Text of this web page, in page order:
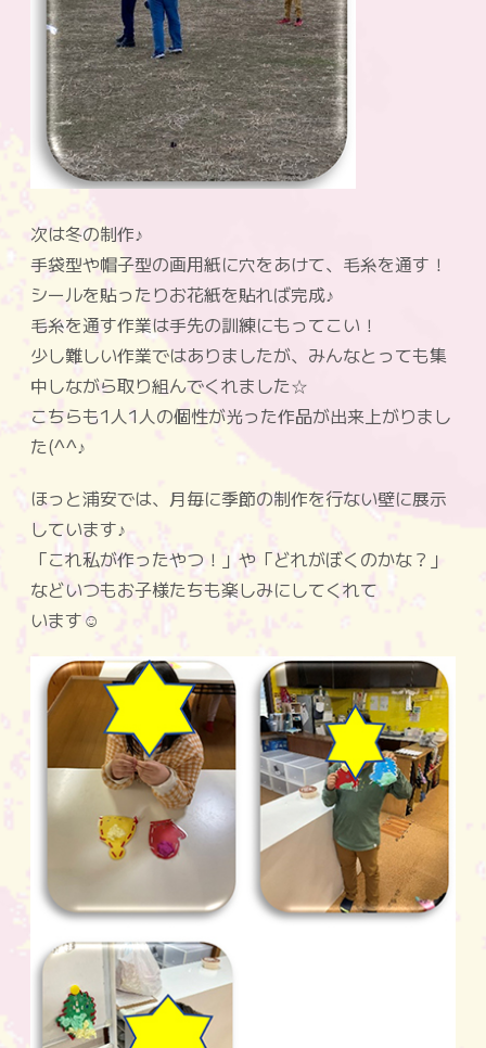
次は冬の制作♪
手袋型や帽子型の画用紙に穴をあけて、毛糸を通す！
シールを貼ったりお花紙を貼れば完成♪
毛糸を通す作業は手先の訓練にもってこい！
少し難しい作業ではありましたが、みんなとっても集
中しながら取り組んでくれました☆
こちらも1人1人の個性が光った作品が出来上がりまし
た(^^♪
ほっと浦安では、月毎に季節の制作を行ない壁に展示
しています♪
「これ私が作ったやつ！」や「どれがぼくのかな？」
などいつもお子様たちも楽しみにしてくれて
います☺